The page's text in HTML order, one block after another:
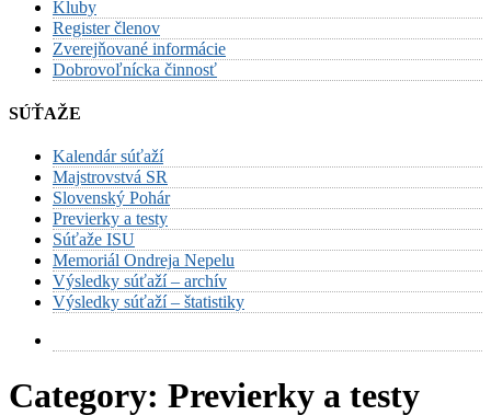
Kluby
Register členov
Zverejňované informácie
Dobrovoľnícka činnosť
SÚŤAŽE
Kalendár súťaží
Majstrovstvá SR
Slovenský Pohár
Previerky a testy
Súťaže ISU
Memoriál Ondreja Nepelu
Výsledky súťaží – archív
Výsledky súťaží – štatistiky
Category: Previerky a testy